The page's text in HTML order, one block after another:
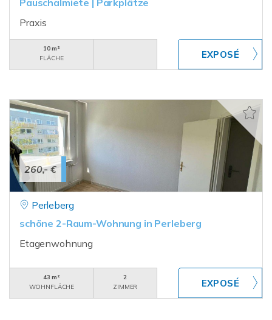
Pauschalmiete | Parkplätze
Praxis
10 m²
FLÄCHE
260,- €
Perleberg
schöne 2-Raum-Wohnung in Perleberg
Etagenwohnung
43 m²
WOHNFLÄCHE
2
ZIMMER